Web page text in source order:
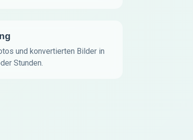
und konvertierten Bilder in
Stunden.